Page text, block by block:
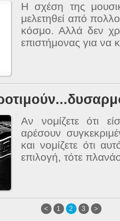
Η σχέση της
μελετηθεί από
κόσμο. Αλλά δεν
επιστήμονας για να
Αν νομίζετε ότι
αρέσουν
και νομίζετε ότι
επιλογή, τότε
< 1 2 3 >